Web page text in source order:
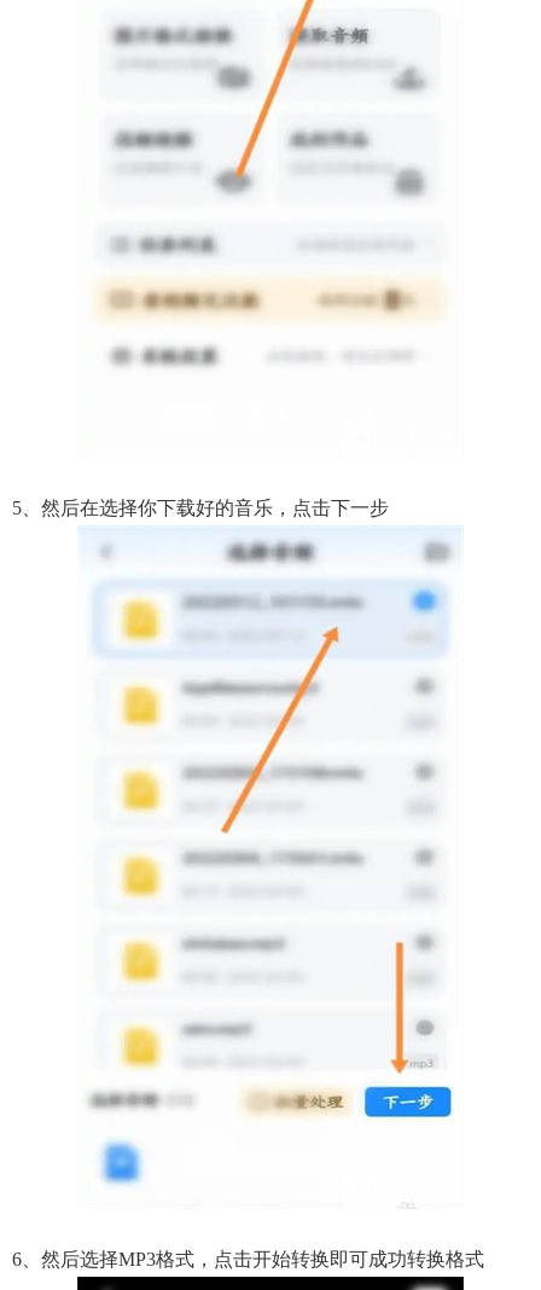
5、然后在选择你下载好的音乐，点击下一步
6、然后选择MP3格式，点击开始转换即可成功转换格式